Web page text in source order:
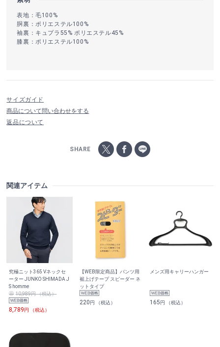
表地：毛100%
胴裏：ポリエステル100%
袖裏：キュプラ55% ポリエステル45%
膝裏：ポリエステル100%
サイズガイド
商品について問い合わせをする
返品について
SHARE
関連アイテム
究極ニット365 Vネックセ
ーター JUNKO SHIMADA J
S homme
10,989円 （税込）
8,789円 （税込）
【WEB限定商品】パンツ用
裾上げテープ スピーダー ネ
ットタイプ
220円 （税込）
メンズ用キャリーハンガー
165円 （税込）